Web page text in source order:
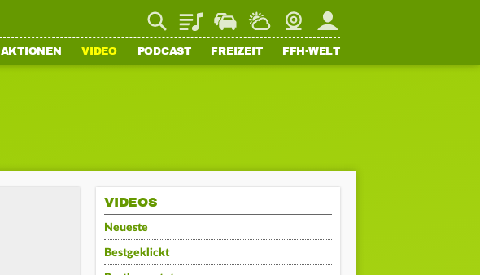
PlaylistStaupilotWetterWebcamMein FFH
AKTIONEN VIDEO PODCAST FREIZEIT FFH-WELT
VIDEOS
Neueste
Bestgeklickt